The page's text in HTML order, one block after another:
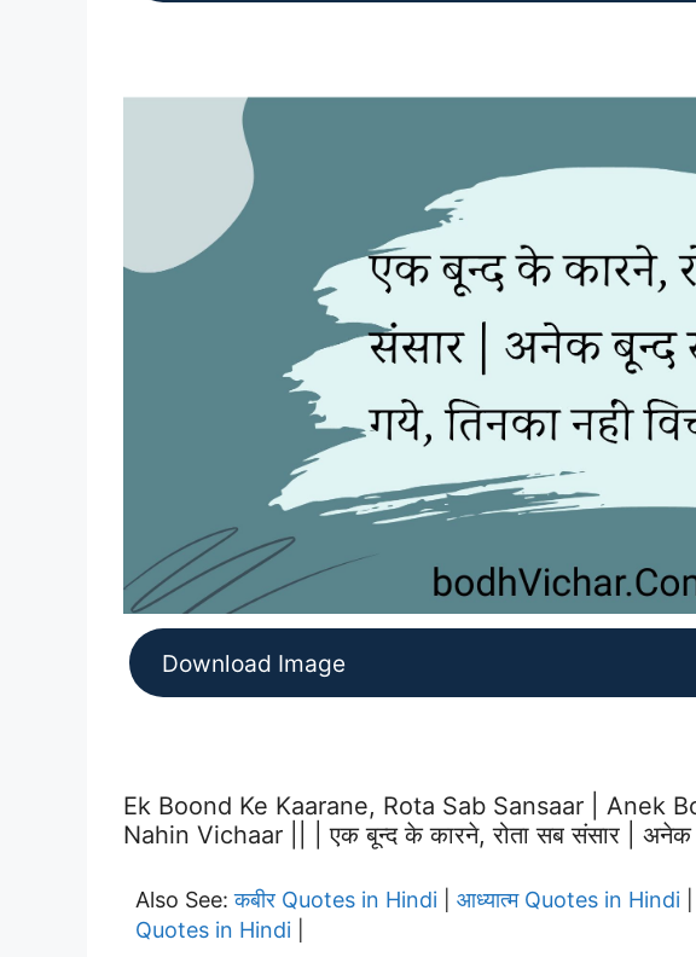
Download Image
Ek Boond Ke Kaarane, Rota Sab Sansaar | Anek
Nahin Vichaar || | एक बून्द के कारने, रोता सब संसार | अनेक
Also See:कबीर Quotes in Hindi आध्यात्म Quotes in Hindi
Quotes in Hindi